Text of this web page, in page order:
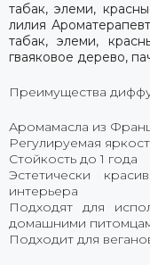
табак, элеми,
лилия
табак, элеми,
гваяковое дерево,
Преимущества
Аромамасла из
Регулируемая
Стойкость до 1 года
Эстетически
интерьера
Подходят для
домашними
Подходит для